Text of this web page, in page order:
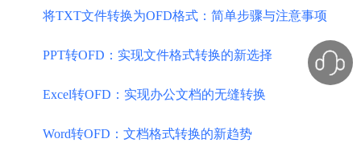
将TXT文件转换为OFD格式：简单步骤与注意事项
PPT转OFD：实现文件格式转换的新选择
Excel转OFD：实现办公文档的无缝转换
Word转OFD：文档格式转换的新趋势